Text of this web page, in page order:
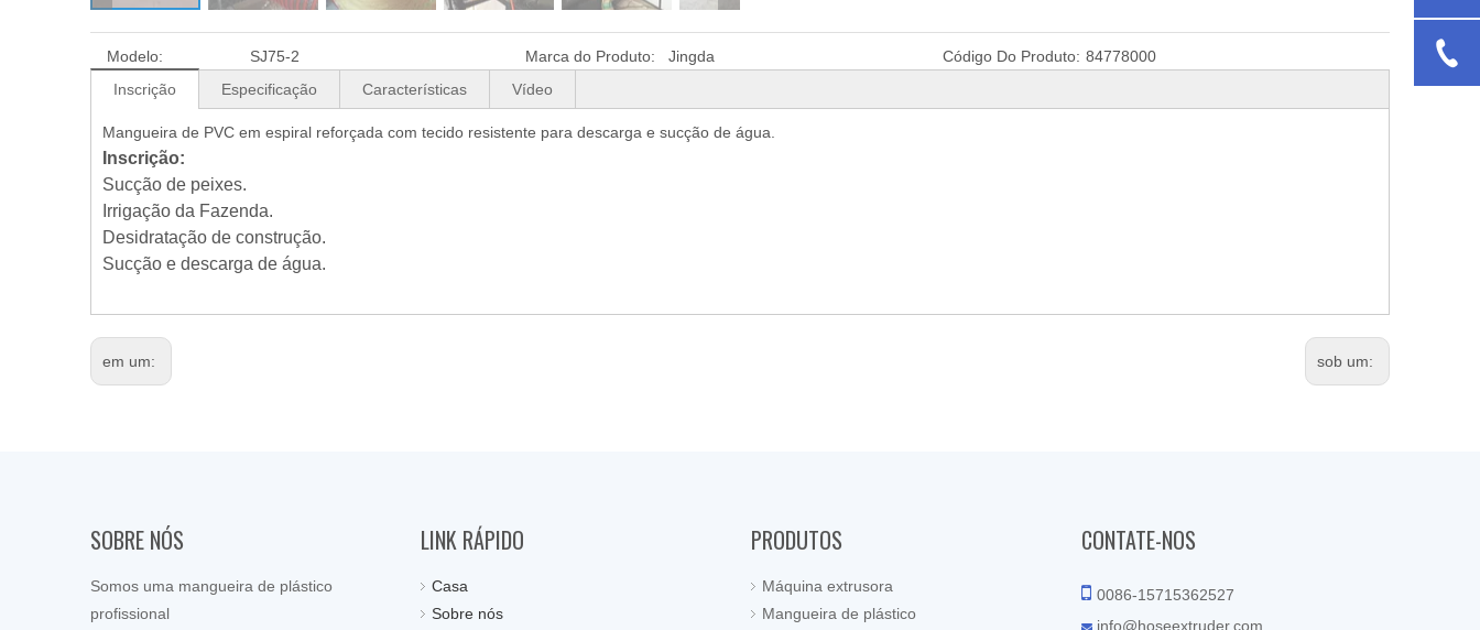
Modelo: SJ75-2 Marca do Produto: Jingda Código Do Produto: 84778000
Inscrição
Especificação Características Vídeo
Mangueira de PVC em espiral reforçada com tecido resistente para descarga e sucção de água.
Inscrição:
Sucção de peixes.
Irrigação da Fazenda.
Desidratação de construção.
Sucção e descarga de água.
em um: sob um:
SOBRE NÓS
Somos uma mangueira de plástico
profissional
LINK RÁPIDO
Casa
Sobre nós
PRODUTOS
Máquina extrusora
Mangueira de plástico
CONTATE-NOS
 0086-15715362527
 info@hoseextruder.com